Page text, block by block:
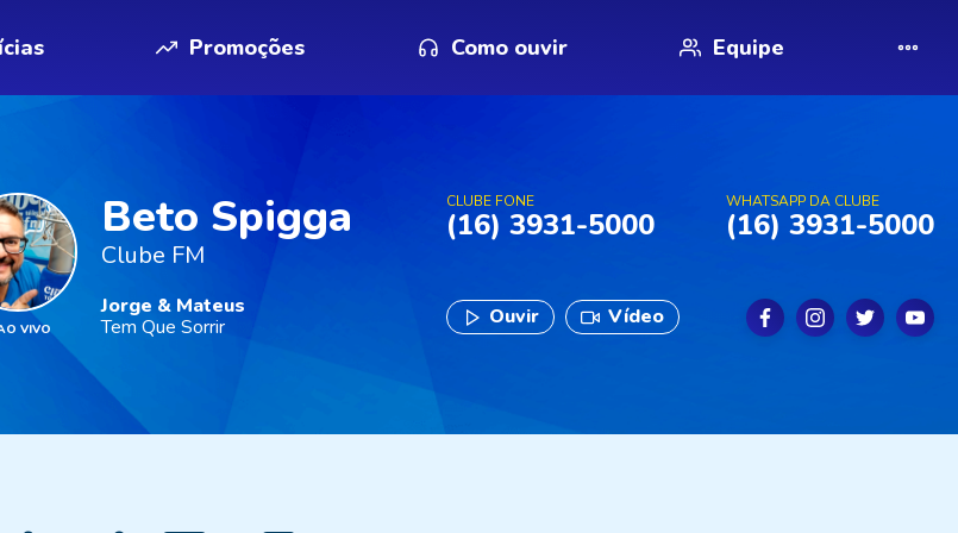
Promoções Como ouvir Equipe
VIVO
Beto Spigga
Clube FM
Jorge & Mateus
Tem Que Sorrir
CLUBE FONE
(16) 3931-5000
WHATSAPP DA CLUBE
(16) 3931-5000
Ouvir Vídeo